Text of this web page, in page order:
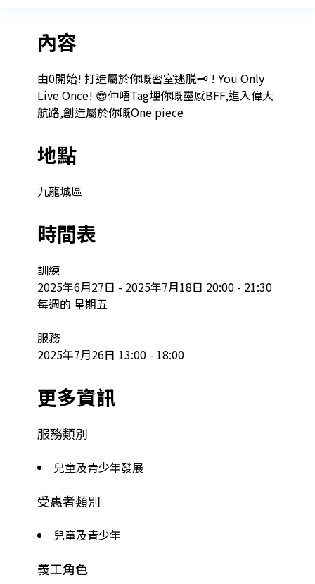
內容
由0開始! 打造屬於你嘅密室逃脱🗝️ ! You Only
Live Once! 😎仲唔Tag埋你嘅靈感BFF,進入偉大
航路,創造屬於你嘅One piece
地點
九龍城區
時間表
訓練
2025年6月27日 - 2025年7月18日 20:00 - 21:30
每週的 星期五
服務
2025年7月26日 13:00 - 18:00
更多資訊
服務類別
兒童及青少年發展
受惠者類別
兒童及青少年
義工角色